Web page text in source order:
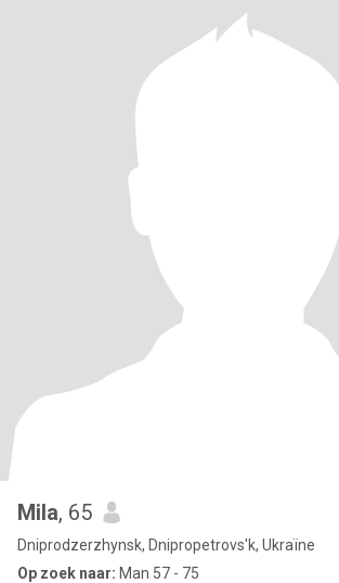
Mila, 65
Dniprodzerzhynsk, Dnipropetrovs'k, Ukraïne
Op zoek naar: Man 57 - 75